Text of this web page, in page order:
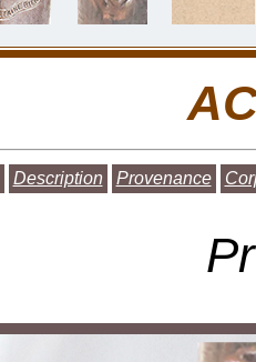
Description Provenance